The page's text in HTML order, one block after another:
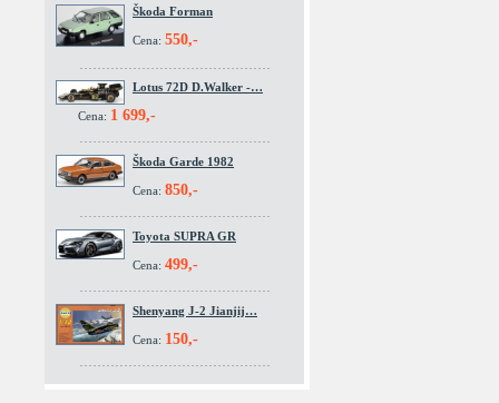
Škoda Forman
Cena: 550,-
Lotus 72D D.Walker -…
Cena: 1 699,-
Škoda Garde 1982
Cena: 850,-
Toyota SUPRA GR
Cena: 499,-
Shenyang J-2 Jianjij…
Cena: 150,-